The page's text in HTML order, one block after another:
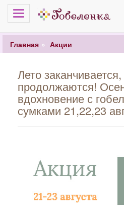
Меню
Главная Акции
Лето
продолжаются!
вдохновение с
сумками 21,22,23